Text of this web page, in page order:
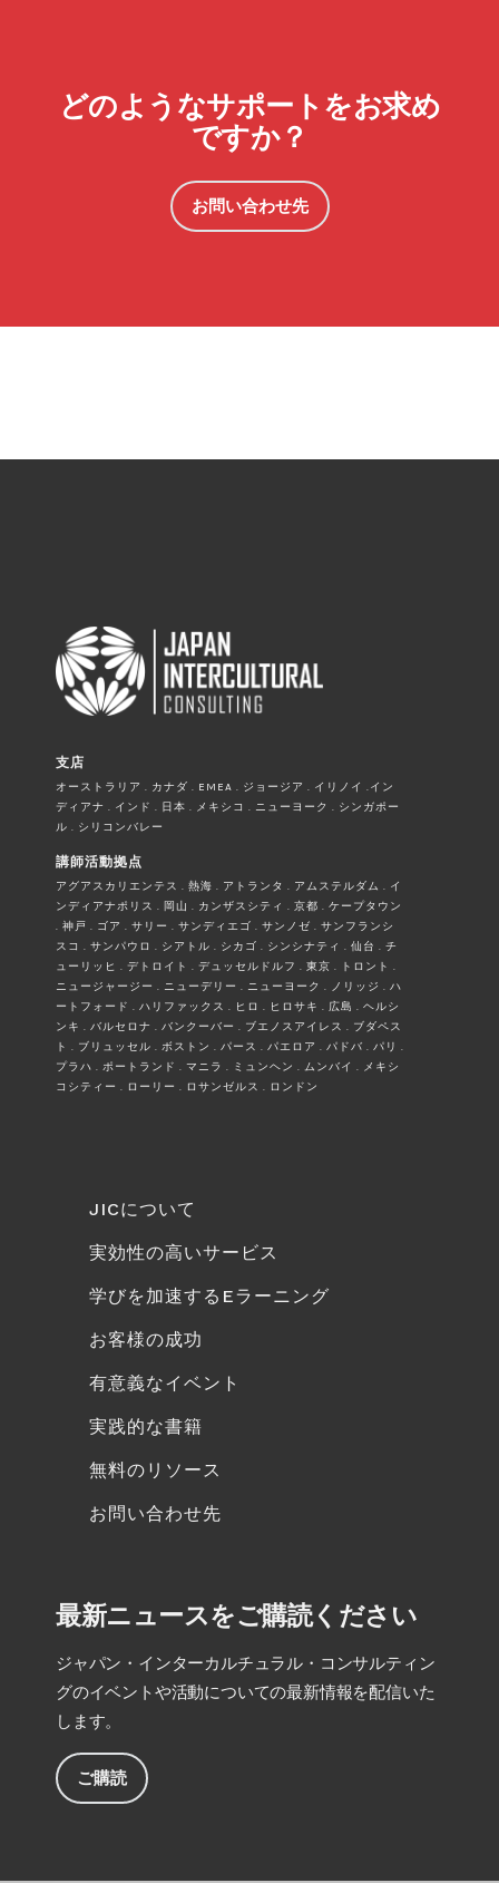
どのようなサポートをお求め
ですか？
お問い合わせ先
支店
オーストラリア . カナダ . EMEA . ジョージア . イリノイ .イン
ディアナ . インド . 日本 . メキシコ . ニューヨーク . シンガポー
ル . シリコンバレー
講師活動拠点
アグアスカリエンテス . 熱海 . アトランタ . アムステルダム . イ
ンディアナポリス . 岡山 . カンザスシティ . 京都 . ケープタウン
. 神戸 . ゴア . サリー . サンディエゴ . サンノゼ . サンフランシ
スコ . サンパウロ . シアトル . シカゴ . シンシナティ . 仙台 . チ
ューリッヒ . デトロイト . デュッセルドルフ . 東京 . トロント .
ニュージャージー . ニューデリー . ニューヨーク . ノリッジ . ハ
ートフォード . ハリファックス . ヒロ . ヒロサキ . 広島 . ヘルシ
ンキ . バルセロナ . バンクーバー . ブエノスアイレス . ブダペス
ト . ブリュッセル . ボストン . パース . パエロア . パドバ . パリ .
プラハ . ポートランド . マニラ . ミュンヘン . ムンバイ . メキシ
コシティー . ローリー . ロサンゼルス . ロンドン
JICについて
実効性の高いサービス
学びを加速するEラーニング
お客様の成功
有意義なイベント
実践的な書籍
無料のリソース
お問い合わせ先
最新ニュースをご購読ください
ジャパン・インターカルチュラル・コンサルティン
グのイベントや活動についての最新情報を配信いた
します。
ご購読